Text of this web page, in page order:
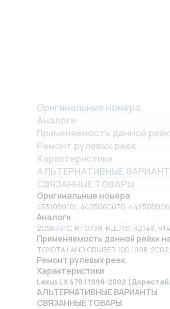
Оригинальные номера
Аналоги
Применяемость данной
Ремонт рулевых реек
Характеристики
АЛЬТЕРНАТИВНЫЕ
СВЯЗАННЫЕ ТОВАРЫ
Оригинальные номера
4531060101, 4425060070,
Аналоги
2GS6731C, RTO739, RLE716, R2149,
Применяемость данной рейки
TOYOTA LAND CRUISER 100 1998-
Ремонт рулевых реек
Характеристики
Lexus LX 470 I 1998-2002
АЛЬТЕРНАТИВНЫЕ ВАРИАНТЫ
СВЯЗАННЫЕ ТОВАРЫ